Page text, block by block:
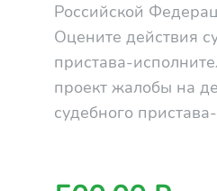
Российской
Оцените действия
пристава-
проект жалобы на
судебного